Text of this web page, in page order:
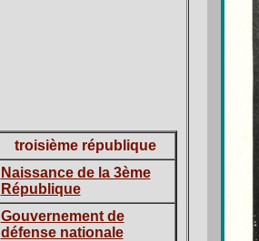
troisième république
Naissance de la 3ème
République
Gouvernement de
défense nationale